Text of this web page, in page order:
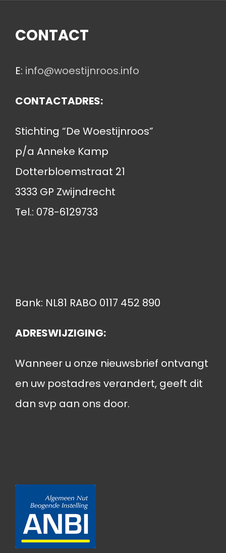
CONTACT
E: info@woestijnroos.info
CONTACTADRES:
Stichting “De Woestijnroos”
p/a Anneke Kamp
Dotterbloemstraat 21
3333 GP Zwijndrecht
Tel.: 078-6129733
Bank: NL81 RABO 0117 452 890
ADRESWIJZIGING:
Wanneer u onze nieuwsbrief ontvangt
en uw postadres verandert, geeft dit
dan svp aan ons door.